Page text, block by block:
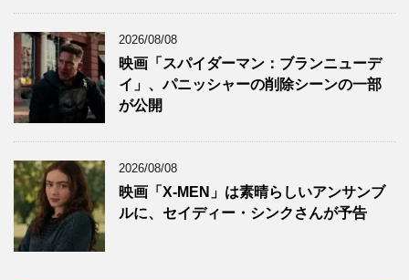
2026/08/08
映画「スパイダーマン：ブランニューデ
イ」、パニッシャーの削除シーンの一部
が公開
2026/08/08
映画「X-MEN」は素晴らしいアンサンブ
ルに、セイディー・シンクさんが予告